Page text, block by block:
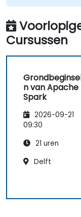
Cursussen
n van Apache
Spark
2026-09-21
09:30
21 uren
Delft